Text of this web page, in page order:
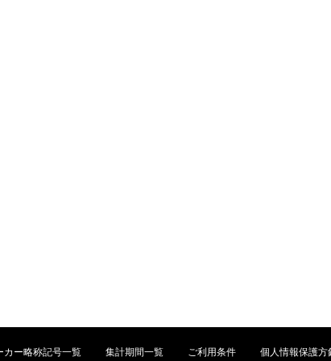
カー略称記号一覧 集計期間一覧 ご利用条件 個人情報保護方